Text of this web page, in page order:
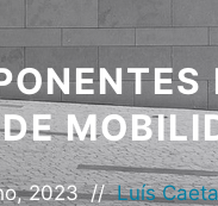
2023 // Luís